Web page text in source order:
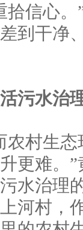
信心。
到干净
污水治
村生态
更难。
水治理
村，